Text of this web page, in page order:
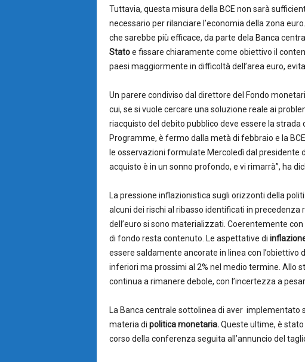
Tuttavia, questa misura della BCE non sarà
necessario per rilanciare l’economia della zona
che sarebbe più efficace, da parte dela Banca
Statoe fissare chiaramente come obiettivo il
paesi maggiormente in difficoltà dell’area euro,
Un parere condiviso dal direttore del Fondo
cui, se si vuole cercare una soluzione reale ai
riacquisto del debito pubblico deve essere la
Programme, è fermo dalla metà di febbraio e la
le osservazioni formulate Mercoledì dal presidente
acquisto è in un sonno profondo, e vi rimarrà”, ha
La pressione inflazionistica sugli orizzonti della
alcuni dei rischi al ribasso identificati in precedenza
dell’euro si sono materializzati. Coerentemente
di fondo resta contenuto. Le aspettative di
essere saldamente ancorate in linea con l’obiettivo
inferiori ma prossimi al 2% nel medio termine. Allo
continua a rimanere debole, con l’incertezza a
La Banca centrale sottolinea di aver implementato
materia di politica monetaria.Queste ultime, è
corso della conferenza seguita all’annuncio del